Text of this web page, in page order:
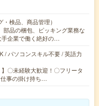
検品、商品管理）
部品の梱包、ピッキング業務な
手企業で働く絶好の…
/ パソコンスキル不要 / 英語力
〇未経験大歓迎！〇フリータ
事の掛け持ち…